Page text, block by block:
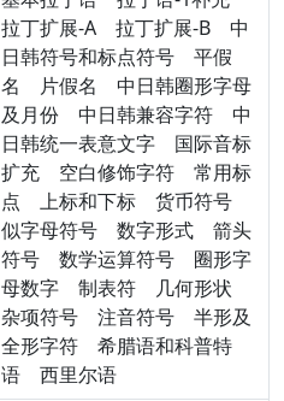
拉丁扩展-A
拉丁扩展-B
中
日韩符号和标点符号
平假
名
片假名
中日韩圈形字母
及月份
中日韩兼容字符
中
日韩统一表意文字
国际音标
扩充
空白修饰字符
常用标
点
上标和下标
货币符号
似字母符号
数字形式
箭头
符号
数学运算符号
圈形字
母数字
制表符
几何形状
杂项符号
注音符号
半形及
全形字符
希腊语和科普特
语
西里尔语